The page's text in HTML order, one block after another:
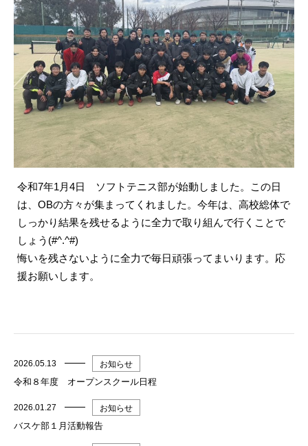
令和7年1月4日 ソフトテニス部が始動しました。この日
は、OBの方々が集まってくれました。今年は、高校総体で
しっかり結果を残せるように全力で取り組んで行くことで
しょう(#^.^#)
悔いを残さないように全力で毎日頑張ってまいります。応
援お願いします。
2026.05.13 お知らせ
令和８年度 オープンスクール日程
2026.01.27 お知らせ
バスケ部１月活動報告